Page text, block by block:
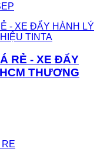
RẺ - XE ĐẨY
THƯƠNG
RE